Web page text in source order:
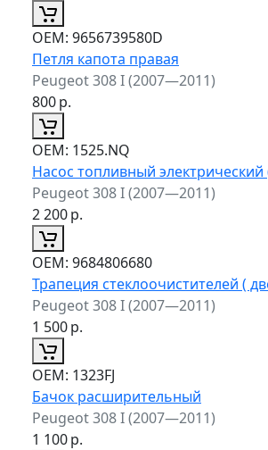
ОЕМ: 9656739580D
Петля капота правая
Peugeot 308 I (2007—2011)
800р.
ОЕМ: 1525.NQ
Насос топливный электрический
Peugeot 308 I (2007—2011)
2 200р.
ОЕМ: 9684806680
Трапеция стеклоочистителей (
Peugeot 308 I (2007—2011)
1 500р.
ОЕМ: 1323FJ
Бачок расширительный
Peugeot 308 I (2007—2011)
1 100р.